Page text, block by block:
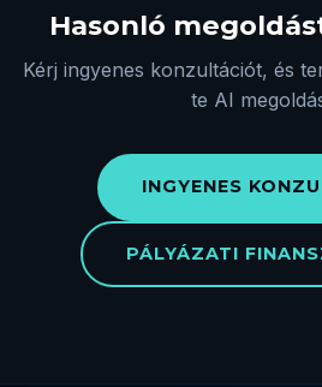
Hasonló
Kérj ingyenes konzultációt, és
te AI
INGYENES
PÁLYÁZATI